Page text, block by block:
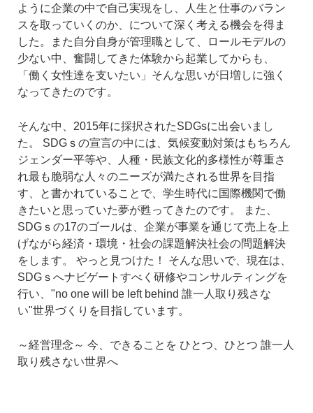
ように企業の中で自己実現をし、人生と仕事のバラン
スを取っていくのか、について深く考える機会を得ま
した。また自分自身が管理職として、ロールモデルの
少ない中、奮闘してきた体験から起業してからも、
「働く女性達を支いたい」そんな思いが日増しに強く
なってきたのです。
そんな中、2015年に採択されたSDGsに出会いまし
た。
SDGｓの宣言の中には、気候変動対策はもちろん
ジェンダー平等や、人種・民族文化的多様性が尊重さ
れ最も脆弱な人々のニーズが満たされる世界を目指
す、と書かれていることで、学生時代に国際機関で働
きたいと思っていた夢が甦ってきたのです。
また、
SDGｓの17のゴールは、企業が事業を通じて売上を上
げながら経済・環境・社会の課題解決社会の問題解決
をします。
やっと見つけた！
そんな思いで、現在は、
SDGｓへナビゲートすべく研修やコンサルティングを
行い、"no one will be left behind 誰一人取り残さな
い"世界づくりを目指しています。
～経営理念～ 今、できることを ひとつ、ひとつ 誰一人
取り残さない世界へ